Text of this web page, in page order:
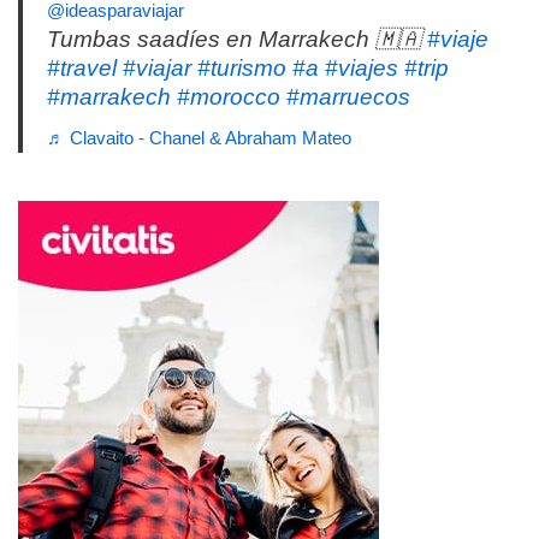
@ideasparaviajar
Tumbas saadíes en Marrakech 🇲🇦#viaje
#travel #viajar #turismo #a #viajes #trip
#marrakech #morocco #marruecos
♬ Clavaito - Chanel & Abraham Mateo